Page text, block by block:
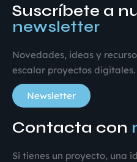
Suscríbete a
newsletter
Novedades, ideas y
escalar proyectos digitales.
Newsletter
Contacta con
Si tienes un proyecto, una